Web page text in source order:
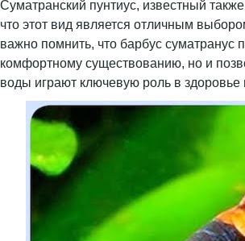
Суматранский пунтиус, известный
что этот вид является отличным
важно помнить, что барбус суматранус
комфортному существованию, но и
воды играют ключевую роль в здоровье